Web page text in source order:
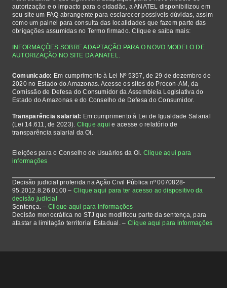
autorização e o impacto para o cidadão, a ANATEL disponibilizou em
seu site um FAQ abrangente para esclarecer possíveis dúvidas, assim
como um painel para consulta das localidades que fazem parte das
obrigações assumidas no Termo firmado. Clique e saiba mais:
INFORMAÇÕES SOBRE ADAPTAÇÃO PARA O NOVO MODELO DE
AUTORIZAÇÃO NO SITE DA ANATEL.
Comunicado: Em cumprimento à Lei Nº 5357, de 29 de dezembro de
2020 no Estado do Amazonas. Acesse os sites do Procon-AM, da
Comissão de Defesa do Consumidor da Assembleia Legislativa do
Estado do Amazonas e do Conselho de Defesa do Consumidor.
Transparência salarial: Em cumprimento à Lei de Igualdade Salarial
(Lei 14.611, de 2023). Clique aqui e acesse o relatório de
transparência salarial da Oi.
Eleições para o Conselho de Usuários da Oi. Clique aqui para
informações
Decisão judicial proferida na Ação Civil Pública nº 0070828-
95.2012.8.26.0100 – Clique aqui para ter acesso ao dispositivo da
decisão judicial
Sentença. – Clique aqui para informações
Decisão monocrática no STJ que modificou parte da sentença, para
afastar a limitação territorial Estadual. – Clique aqui para informações